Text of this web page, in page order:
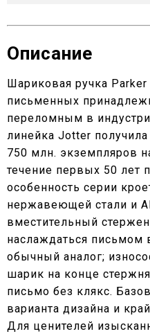
Описание
Шариковая ручка
письменных
переломным в
линейка Jotter
750 млн. экземпляров
течение первых 50 лет
особенность серии
нержавеющей стали и
вместительный
наслаждаться письмом
обычный аналог;
шарик на конце
письмо без клякс.
варианта дизайна и
Для ценителей